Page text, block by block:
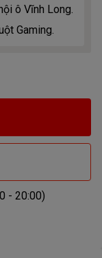
ô Vĩnh Long.
Gaming.
- 20:00)